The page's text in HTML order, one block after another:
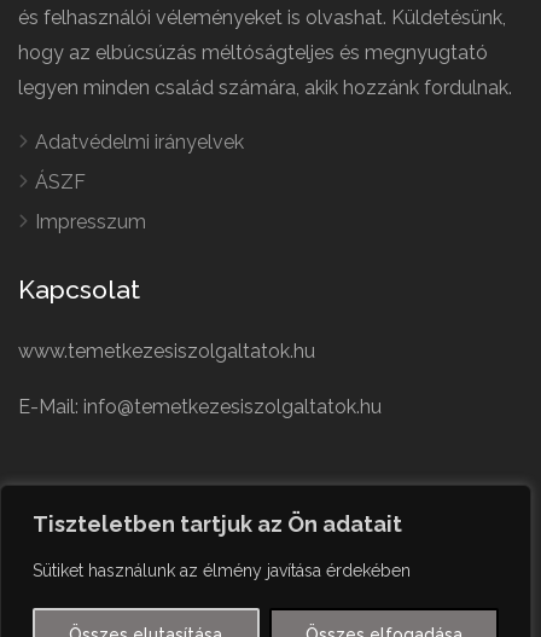
Tiszteletben tartjuk az Ön adatait
Sütiket használunk az élmény javítása érdekében
és felhasználói véleményeket is olvashat. Küldetésünk,
hogy az elbúcsúzás méltóságteljes és megnyugtató
legyen minden család számára, akik hozzánk fordulnak.
Adatvédelmi irányelvek
ÁSZF
Impresszum
Kapcsolat
www.temetkezesiszolgaltatok.hu
E-Mail: info@temetkezesiszolgaltatok.hu
English
Czech
German